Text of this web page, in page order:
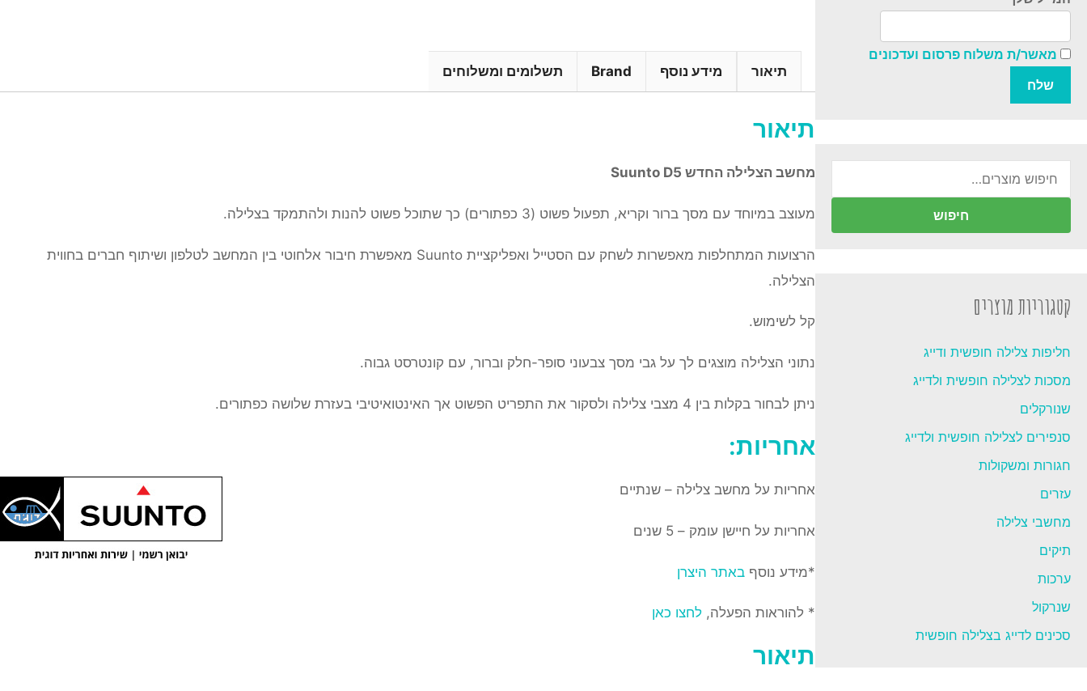
תיאור מידע נוסף Brand תשלומים ומשלוחים
תיאור
מחשב הצלילה החדש Suunto D5
מעוצב במיוחד עם מסך ברור וקריא, תפעול פשוט (3 כפתורים) כך שתוכל פשוט להנות ולהתמקד בצלילה.
הרצועות המתחלפות מאפשרות לשחק עם הסטייל ואפליקציית Suunto מאפשרת חיבור אלחוטי בין המחשב לטלפון ושיתוף חברים בחווית
הצלילה.
קל לשימוש.
נתוני הצלילה מוצגים לך על גבי מסך צבעוני סופר-חלק וברור, עם קונטרסט גבוה.
ניתן לבחור בקלות בין 4 מצבי צלילה ולסקור את התפריט הפשוט אך האינטואיטיבי בעזרת שלושה כפתורים.
אחריות:
אחריות על מחשב צלילה – שנתיים
אחריות על חיישן עומק – 5 שנים
*מידע נוסף באתר היצרן
* להוראות הפעלה, לחצו כאן
תיאור
מאשר/ת משלוח פרסום ועדכונים
עבור:
חיפוש
קטגוריות מוצרים
חליפות צלילה חופשית ודייג
מסכות לצלילה חופשית ולדייג
שנורקלים
סנפירים לצלילה חופשית ולדייג
חגורות ומשקולות
עזרים
מחשבי צלילה
תיקים
ערכות
שנרקול
סכינים לדייג בצלילה חופשית